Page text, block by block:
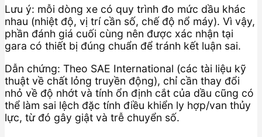
Lưu ý: mỗi dòng xe có quy trình đo mức dầu khác
nhau (nhiệt độ, vị trí cần số, chế độ nổ máy). Vì vậy,
phần đánh giá cuối cùng nên được xác nhận tại
gara có thiết bị đúng chuẩn để tránh kết luận sai.
Dẫn chứng: Theo SAE International (các tài liệu kỹ
thuật về chất lỏng truyền động), chỉ cần thay đổi
nhỏ về độ nhớt và tính ổn định cắt của dầu cũng có
thể làm sai lệch đặc tính điều khiển ly hợp/van thủy
lực, từ đó gây giật và trễ chuyển số.